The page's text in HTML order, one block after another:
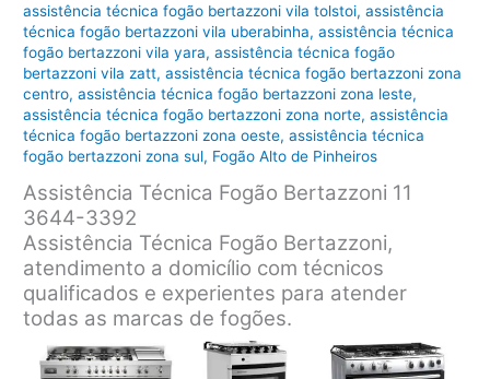
assistência técnica fogão bertazzoni vila tolstoi,assistência
técnica fogão bertazzoni vila uberabinha,assistência técnica
fogão bertazzoni vila yara,assistência técnica fogão
bertazzoni vila zatt,assistência técnica fogão bertazzoni zona
centro,assistência técnica fogão bertazzoni zona leste,
assistência técnica fogão bertazzoni zona norte,assistência
técnica fogão bertazzoni zona oeste,assistência técnica
fogão bertazzoni zona sul, Fogão Alto de Pinheiros
Assistência Técnica Fogão Bertazzoni 11
3644-3392
Assistência Técnica Fogão Bertazzoni,
atendimento a domicílio com técnicos
qualificados e experientes para atender
todas as marcas de fogões.